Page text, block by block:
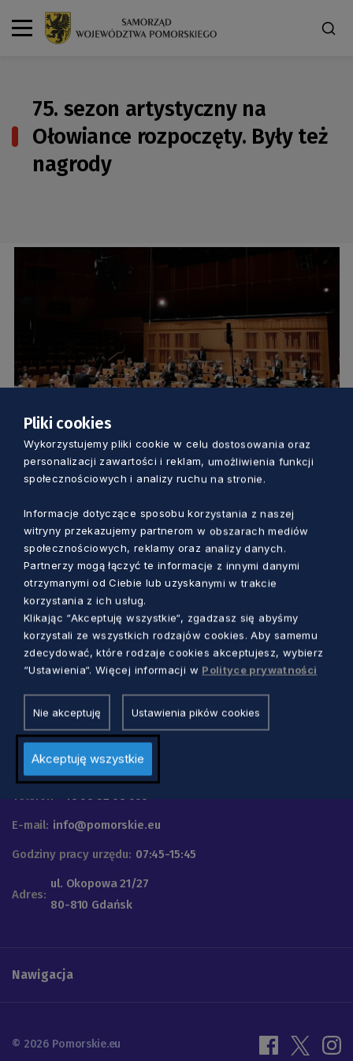
75. sezon artystyczny na
Ołowiance rozpoczęty. Były też
nagrody
KULTURA
75. sezon artystyczny na Ołowiance
5 lat temu
Urząd Marszałkowski
Województwa Pomorskiego
Telefon +48 58 32 68 555
E-mail: info@pomorskie.eu
Godziny pracy urzędu: 07:45-15:45
Adres:
ul. Okopowa 21/27
80-810 Gdańsk
Nawigacja
© 2026 Pomorskie.eu
Pliki cookies
Wykorzystujemy pliki cookie w celu dostosowania oraz
personalizacji zawartości i reklam, umożliwienia funkcji
społecznościowych i analizy ruchu na stronie.
Informacje dotyczące sposobu korzystania z naszej
witryny przekazujemy partnerom w obszarach mediów
społecznościowych, reklamy oraz analizy danych.
Partnerzy mogą łączyć te informacje z innymi danymi
otrzymanymi od Ciebie lub uzyskanymi w trakcie
korzystania z ich usług.
Klikając “Akceptuję wszystkie“, zgadzasz się abyśmy
korzystali ze wszystkich rodzajów cookies. Aby samemu
zdecydować, które rodzaje cookies akceptujesz, wybierz
“Ustawienia“. Więcej informacji w Polityce prywatności
Nie akceptuję Ustawienia pików cookies
Akceptuję wszystkie